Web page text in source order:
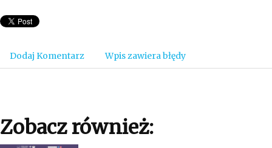
Dodaj Komentarz Wpis zawiera błędy
Zobacz również: